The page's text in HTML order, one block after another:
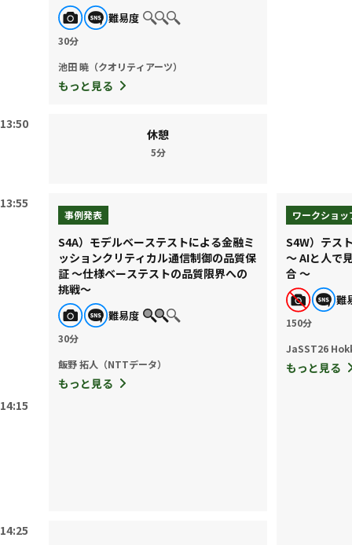
13:50
13:55
14:15
14:25
休憩
5分
ワークショッ
S4W）テス
〜 AIと人で
合 〜
難
150分
JaSST26
もっと見る
事例発表
S4A）モデルベーステストによる金融ミ
ッションクリティカル通信制御の品質保
証 ～仕様ベーステストの品質限界への
挑戦～
難易度
30分
飯野 拓人（NTTデータ）
もっと見る
難易度
30分
池田 暁（クオリティアーツ）
もっと見る